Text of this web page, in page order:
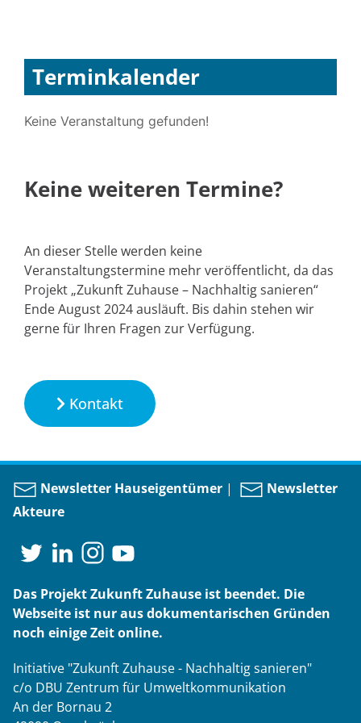
Terminkalender
Keine Veranstaltung gefunden!
Keine weiteren Termine?
An dieser Stelle werden keine
Veranstaltungstermine mehr veröffentlicht, da das
Projekt „Zukunft Zuhause – Nachhaltig sanieren“
Ende August 2024 ausläuft. Bis dahin stehen wir
gerne für Ihren Fragen zur Verfügung.
Kontakt
Newsletter Hauseigentümer |
Newsletter
Akteure
Das Projekt Zukunft Zuhause ist beendet. Die
Webseite ist nur aus dokumentarischen Gründen
noch einige Zeit online.
Initiative "Zukunft Zuhause - Nachhaltig sanieren"
c/o DBU Zentrum für Umweltkommunikation
An der Bornau 2